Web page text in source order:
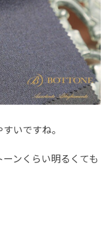
いですね。
ンくらい明るくても